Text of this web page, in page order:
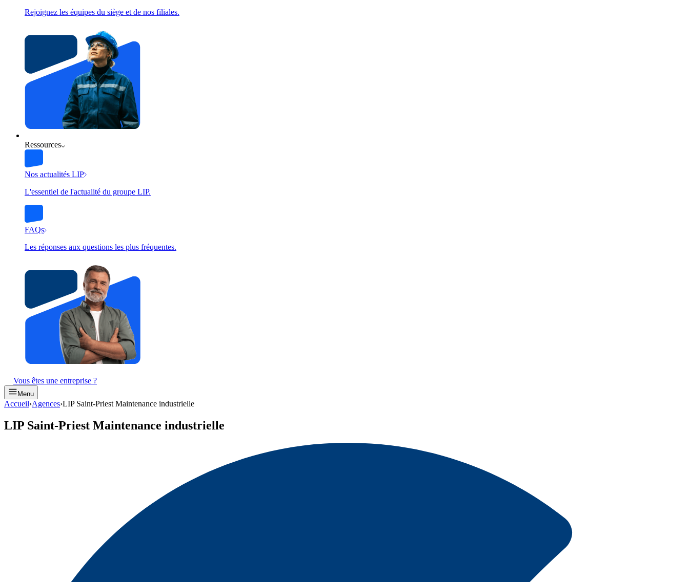
Rejoignez les équipes du siège et de nos filiales.
Ressources
Nos actualités LIP
L'essentiel de l'actualité du groupe LIP.
FAQs
Les réponses aux questions les plus fréquentes.
Vous êtes une entreprise ?
Menu
Accueil›Agences›LIP Saint-Priest Maintenance industrielle
LIP Saint-Priest Maintenance industrielle